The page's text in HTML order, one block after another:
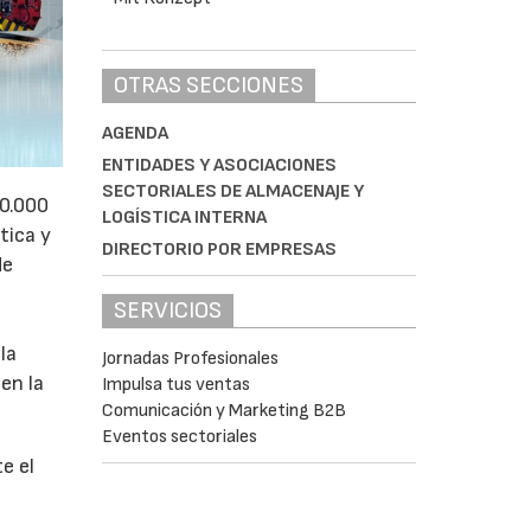
y
la
el
OTRAS SECCIONES
AGENDA
ENTIDADES Y ASOCIACIONES
SECTORIALES DE ALMACENAJE Y
LOGÍSTICA INTERNA
DIRECTORIO POR EMPRESAS
SERVICIOS
Jornadas Profesionales
Impulsa tus ventas
Comunicación y Marketing B2B
Eventos sectoriales